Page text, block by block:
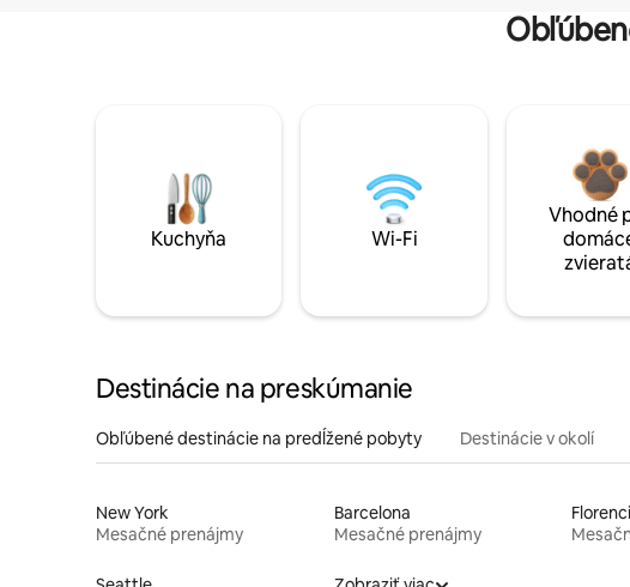
Kuchyňa Wi-Fi
Vhodné
Destinácie na preskúmanie
Obľúbené destinácie na predĺžené pobyty Destinácie v okolí
New York
Mesačné prenájmy
Barcelona
Mesačné prenájmy